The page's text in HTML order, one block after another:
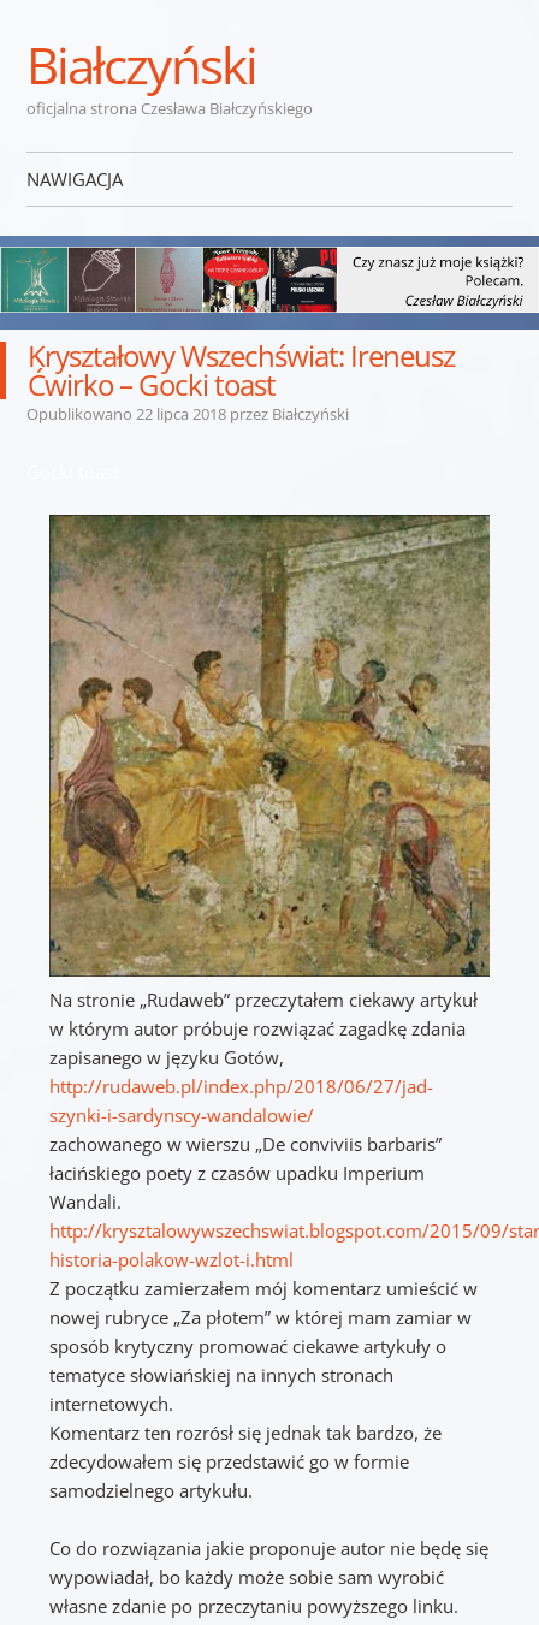
Białczyński
oficjalna strona Czesława Białczyńskiego
NAWIGACJA
Kryształowy Wszechświat: Ireneusz
Ćwirko – Gocki toast
Opublikowano 22 lipca 2018przez Białczyński
Na stronie „Rudaweb” przeczytałem ciekawy artykuł
w którym autor próbuje rozwiązać zagadkę zdania
zapisanego w języku Gotów,
http://rudaweb.pl/index.php/2018/06/27/jad-
szynki-i-sardynscy-wandalowie/
zachowanego w wierszu „De conviviis barbaris”
łacińskiego poety z czasów upadku Imperium
Wandali.
http://krysztalowywszechswiat.blogspot.com/2015/09/
historia-polakow-wzlot-i.html
Z początku zamierzałem mój komentarz umieścić w
nowej rubryce „Za płotem” w której mam zamiar w
sposób krytyczny promować ciekawe artykuły o
tematyce słowiańskiej na innych stronach
internetowych.
Komentarz ten rozrósł się jednak tak bardzo, że
zdecydowałem się przedstawić go w formie
samodzielnego artykułu.
Co do rozwiązania jakie proponuje autor nie będę się
wypowiadał, bo każdy może sobie sam wyrobić
własne zdanie po przeczytaniu powyższego linku.